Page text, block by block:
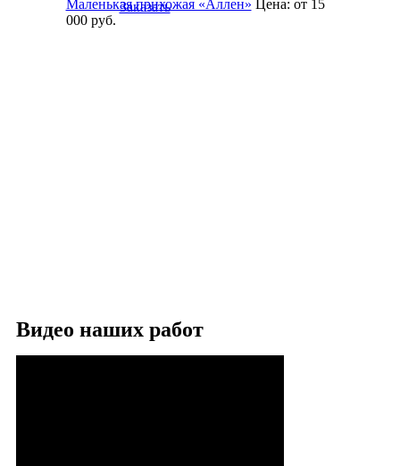
Маленькая прихожая «Аллен» Цена: от 15
000руб.
Заказать
Видео наших работ